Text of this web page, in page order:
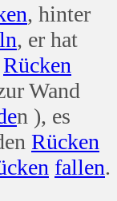
, hinter
, er hat
Rücken
Wand
n ), es
Rücken
fallen.